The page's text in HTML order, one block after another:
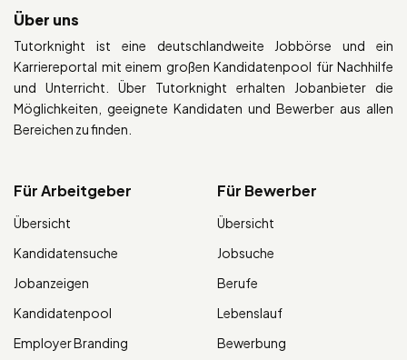
Über uns
Tutorknight ist eine deutschlandweite Jobbörse und ein
Karriereportal mit einem großen Kandidatenpool für Nachhilfe
und Unterricht. Über Tutorknight erhalten Jobanbieter die
Möglichkeiten, geeignete Kandidaten und Bewerber aus allen
Bereichen zu finden.
Für Arbeitgeber
Übersicht
Kandidatensuche
Jobanzeigen
Kandidatenpool
Employer Branding
Für Bewerber
Übersicht
Jobsuche
Berufe
Lebenslauf
Bewerbung